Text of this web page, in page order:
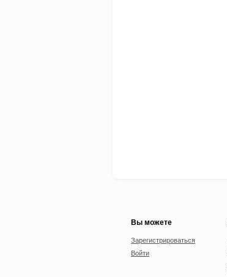
Вы можете
Зарегистрироваться
Войти